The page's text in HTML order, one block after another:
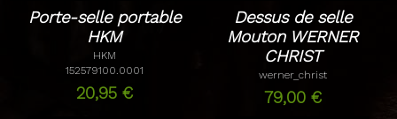
Porte-selle portable
HKM
HKM
152579100.0001
20,95 €
Dessus de selle
Mouton WERNER
CHRIST
werner_christ
79,00 €